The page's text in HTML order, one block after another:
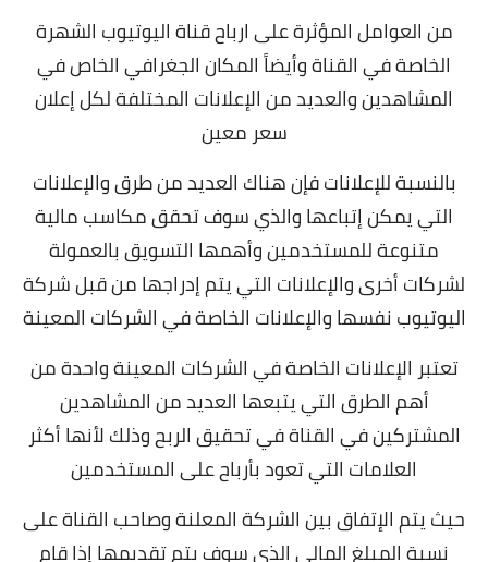
من العوامل المؤثرة على ارباح قناة اليوتيوب الشهرة
الخاصة في القناة وأيضاً المكان الجغرافي الخاص في
المشاهدين والعديد من الإعلانات المختلفة لكل إعلان
سعر معين
بالنسبة للإعلانات فإن هناك العديد من طرق والإعلانات
التي يمكن إتباعها والذي سوف تحقق مكاسب مالية
متنوعة للمستخدمين وأهمها التسويق بالعمولة
لشركات أخرى والإعلانات التي يتم إدراجها من قبل شركة
اليوتيوب نفسهاوالإعلانات الخاصة في الشركات المعينة
تعتبر الإعلانات الخاصة في الشركات المعينة واحدة من
أهم الطرق التي يتبعها العديد من المشاهدين
المشتركين في القناة في تحقيق الربح وذلك لأنها أكثر
العلامات التي تعود بأرباح على المستخدمين
حيث يتم الإتفاق بين الشركة المعلنة وصاحب القناة على
نسبة المبلغ المالي الذي سوف يتم تقديمها إذا قام